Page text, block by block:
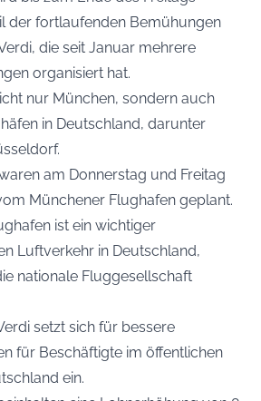
der fortlaufenden Bemühungen
die seit Januar mehrere
organisiert hat.
nur München, sondern auch
in Deutschland, darunter
am Donnerstag und Freitag
Münchener Flughafen geplant.
ist ein wichtiger
Luftverkehr in Deutschland,
nationale Fluggesellschaft
setzt sich für bessere
für Beschäftigte im öffentlichen
ein.